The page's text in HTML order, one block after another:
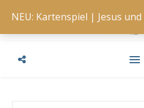
NEU: Kartenspiel | Jesus